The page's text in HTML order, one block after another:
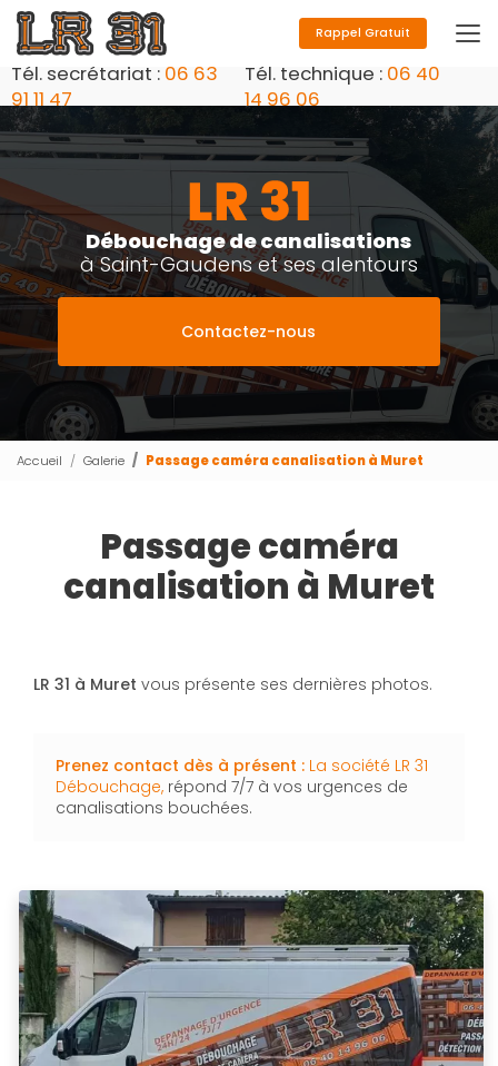
Aller
au
contenu
principal
Tél. secrétariat : 06 63
91 11 47
Tél. technique : 06 40
14 96 06
Rappel Gratuit
Débouchage de canalisations
à Saint-Gaudens et ses alentours
Contactez-nous
Accueil Galerie Passage caméra canalisation à Muret
Passage caméra
canalisation à Muret
LR 31 à Muret vous présente ses dernières photos.
Prenez contact dès à présent : La société LR 31
Débouchage, répond 7/7 à vos urgences de
canalisations bouchées.